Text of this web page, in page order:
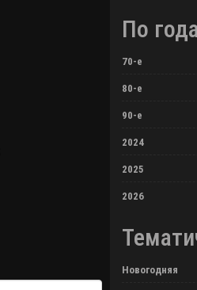
По
70-е
80-е
90-е
2024
2025
2026
Новогодняя